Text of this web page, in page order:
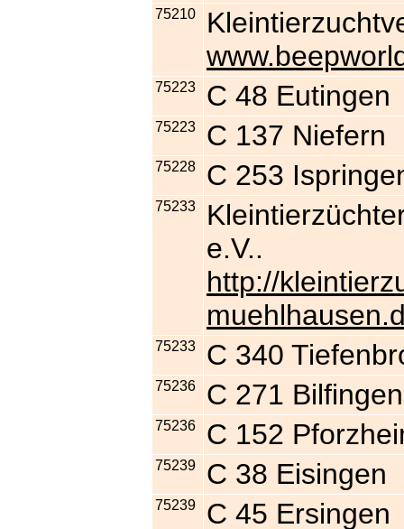
75210
75223 C 48 Eutingen
75223 C 137 Niefern
75228 C 253
75233
e.V..
http://
75233 C 340
75236 C 271 Bilfingen
75236 C 152
75239 C 38 Eisingen
75239 C 45 Ersingen